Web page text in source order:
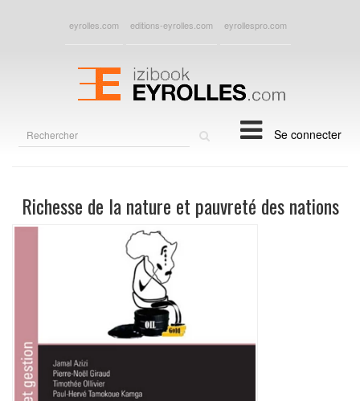
eyrolles.com editions-eyrolles.com eyrollespro.com
Se connecter
Richesse de la nature et pauvreté des nations